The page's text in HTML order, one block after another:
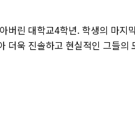
버린 대학교4학년. 학생의 마지
더욱 진솔하고 현실적인 그들의